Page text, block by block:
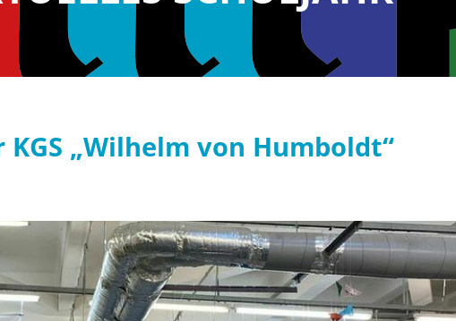
„Wilhelm von Humboldt“